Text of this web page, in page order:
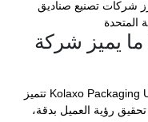
شركات تصنيع صناديق
تتميز Kolaxo Packaging UAE بتقديم حلول تصميمية مبتكرة ومخصصة
رؤية العميل بدقة،